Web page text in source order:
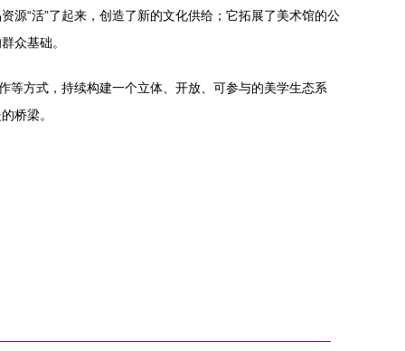
源“活”了起来，创造了新的文化供给；它拓展了美术馆的公
众基础。
等方式，持续构建一个立体、开放、可参与的美学生态系
桥梁。